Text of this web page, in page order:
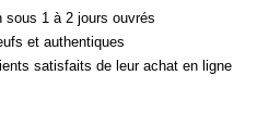
sous 1 à 2 jours ouvrés
et authentiques
satisfaits de leur achat en ligne